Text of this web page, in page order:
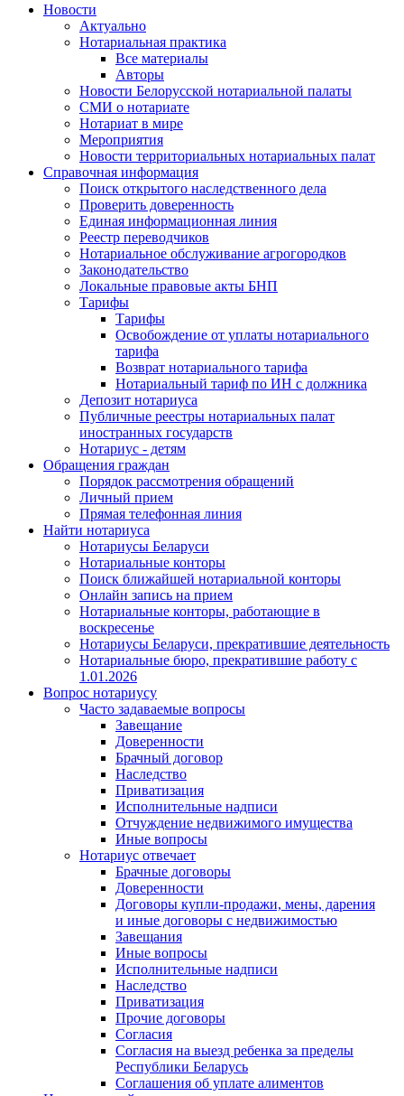
Новости
Актуально
Нотариальная практика
Все материалы
Авторы
Новости Белорусской нотариальной палаты
СМИ о нотариате
Нотариат в мире
Мероприятия
Новости территориальных нотариальных палат
Справочная информация
Поиск открытого наследственного дела
Проверить доверенность
Единая информационная линия
Реестр переводчиков
Нотариальное обслуживание агрогородков
Законодательство
Локальные правовые акты БНП
Тарифы
Тарифы
Освобождение от уплаты нотариального
тарифа
Возврат нотариального тарифа
Нотариальный тариф по ИН с должника
Депозит нотариуса
Публичные реестры нотариальных палат
иностранных государств
Нотариус - детям
Обращения граждан
Порядок рассмотрения обращений
Личный прием
Прямая телефонная линия
Найти нотариуса
Нотариусы Беларуси
Нотариальные конторы
Поиск ближайшей нотариальной конторы
Онлайн запись на прием
Нотариальные конторы, работающие в
воскресенье
Нотариусы Беларуси, прекратившие деятельность
Нотариальные бюро, прекратившие работу с
1.01.2026
Вопрос нотариусу
Часто задаваемые вопросы
Завещание
Доверенности
Брачный договор
Наследство
Приватизация
Исполнительные надписи
Отчуждение недвижимого имущества
Иные вопросы
Нотариус отвечает
Брачные договоры
Доверенности
Договоры купли-продажи, мены, дарения
и иные договоры с недвижимостью
Завещания
Иные вопросы
Исполнительные надписи
Наследство
Приватизация
Прочие договоры
Согласия
Согласия на выезд ребенка за пределы
Республики Беларусь
Соглашения об уплате алиментов